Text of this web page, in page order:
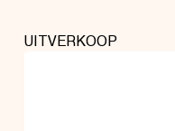
UITVERKOOP